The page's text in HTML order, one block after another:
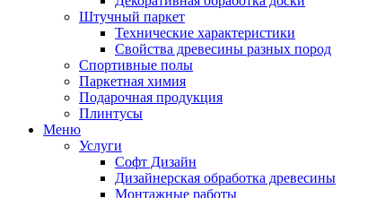
Штучный паркет
Технические характеристики
Свойства древесины разных пород
Спортивные полы
Паркетная химия
Подарочная продукция
Плинтусы
Меню
Услуги
Софт Дизайн
Дизайнерская обработка древесины
Монтажные работы